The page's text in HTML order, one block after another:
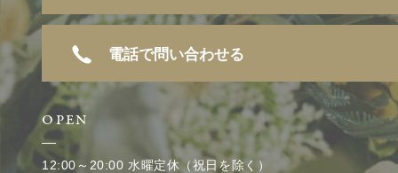
電話で問い合わせる
OPEN
12:00～20:00 水曜定休（祝日を除く）